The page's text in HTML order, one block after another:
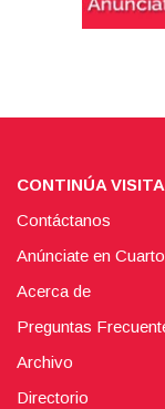
CONTINÚA
Contáctanos
Anúnciate en
Acerca de
Preguntas
Archivo
Directorio